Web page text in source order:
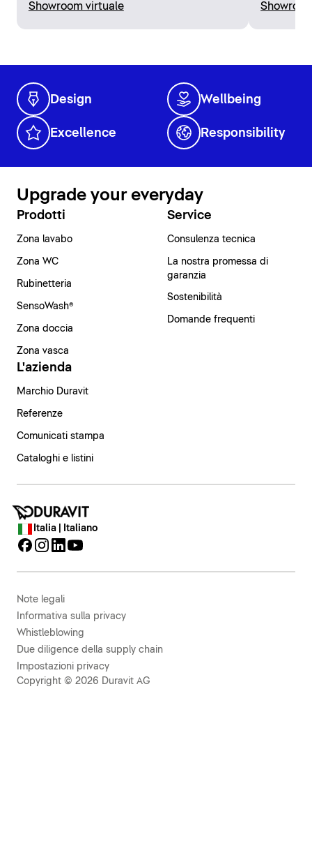
Showroom virtuale
Design Wellbeing
Excellence Responsibility
Upgrade your everyday
Prodotti
Zona lavabo
Zona WC
Rubinetteria
SensoWash®
Zona doccia
Zona vasca
Service
Consulenza tecnica
La nostra promessa di
garanzia
Sostenibilità
Domande frequenti
L'azienda
Marchio Duravit
Referenze
Comunicati stampa
Cataloghi e listini
Italia | Italiano
Note legali
Informativa sulla privacy
Whistleblowing
Due diligence della supply chain
Impostazioni privacy
Copyright © 2026 Duravit AG